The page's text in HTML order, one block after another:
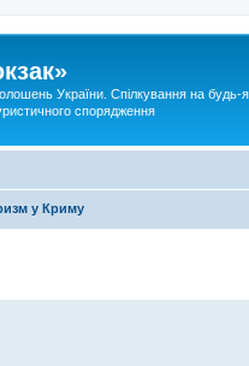
України. Спілкування на будь-
спорядження
у Криму